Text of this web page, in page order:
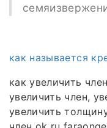
как называется
как увеличить
увеличить член,
увеличить